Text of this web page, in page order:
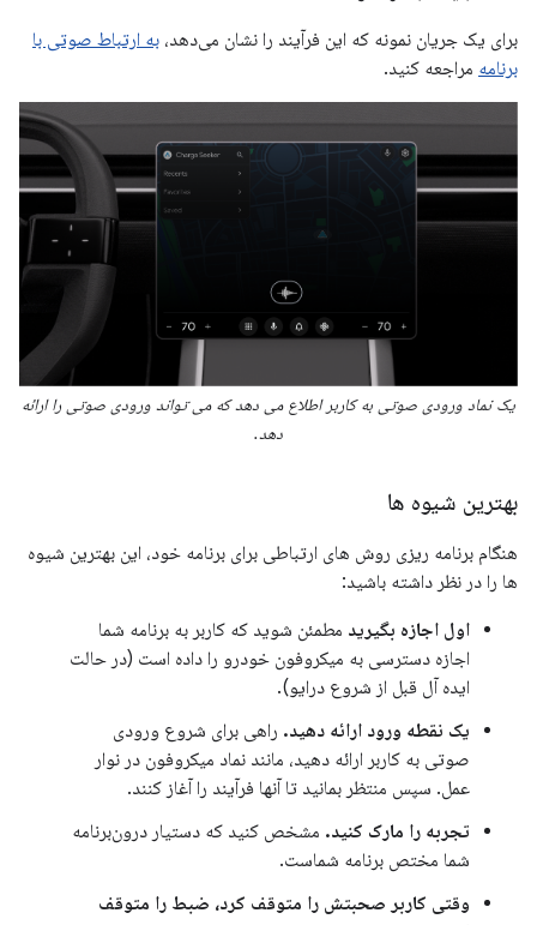
برای یک جریان نمونه که این فرآیند را نشان می‌دهد، به ارتباط صوتی با
برنامه مراجعه کنید.
یک نماد ورودی صوتی به کاربر اطلاع می دهد که می تواند ورودی صوتی را ارائه
دهد.
بهترین شیوه ها
هنگام برنامه ریزی روش های ارتباطی برای برنامه خود، این بهترین شیوه
ها را در نظر داشته باشید:
اول اجازه بگیرید مطمئن شوید که کاربر به برنامه شما
اجازه دسترسی به میکروفون خودرو را داده است (در حالت
ایده آل قبل از شروع درایو).
یک نقطه ورود ارائه دهید. راهی برای شروع ورودی
صوتی به کاربر ارائه دهید، مانند نماد میکروفون در نوار
عمل. سپس منتظر بمانید تا آنها فرآیند را آغاز کنند.
تجربه را مارک کنید. مشخص کنید که دستیار درون‌برنامه
شما مختص برنامه شماست.
وقتی کاربر صحبتش را متوقف کرد، ضبط را متوقف